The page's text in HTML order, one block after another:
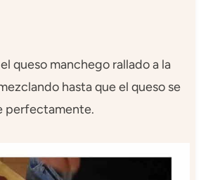
queso manchego rallado a la
hasta que el queso se
perfectamente.